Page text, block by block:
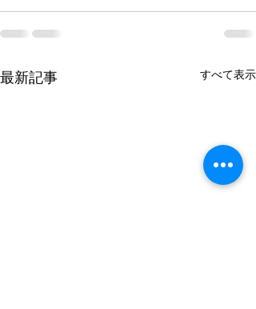
最新記事 すべて表示